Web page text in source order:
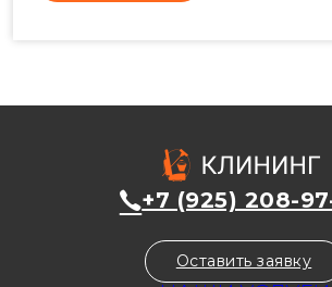
+7 (925) 208-
Оставить заявку